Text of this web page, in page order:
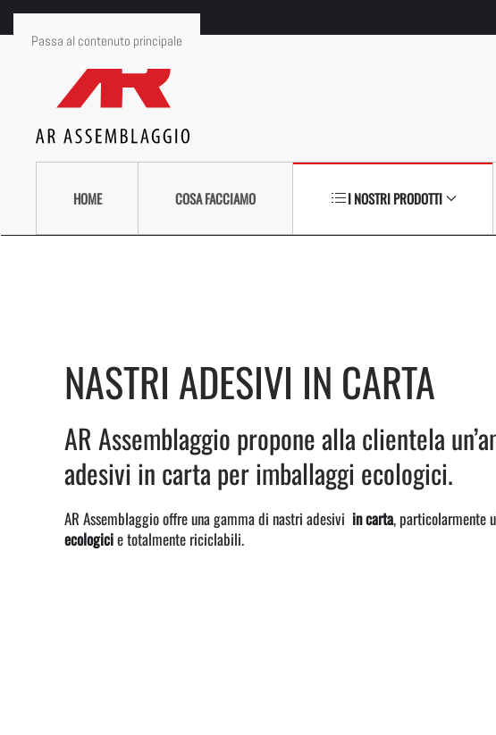
Passa al contenuto principale
HOME COSA FACCIAMO I NOSTRI PRODOTTI
NASTRI ADESIVI IN CARTA
AR Assemblaggio propone alla clientela
adesivi in carta per imballaggi ecologici.
AR Assemblaggio offre una gamma di nastri adesivi in carta, particolarmente
ecologicie totalmente riciclabili.